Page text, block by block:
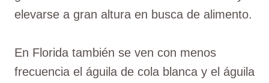
elevarse a gran altura en busca de alimento.
En Florida también se ven con menos
frecuencia el águila de cola blanca y el águila